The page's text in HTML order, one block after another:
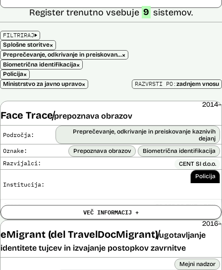
FILTRIRAJ
Splošne storitve×
Preprečevanje, odkrivanje in preiskovanje kaznivih dejanj×
Biometrična identifikacija×
Policija×
Ministrstvo za javno upravo×
Register trenutno vsebuje 9 sistemov.
RAZVRSTI PO:zadnjem vnosu
Face Traceprepoznava obrazov
2014–
Področja:
Preprečevanje, odkrivanje in preiskovanje kaznivih
dejanj
Oznake: Prepoznava obrazov Biometrična identifikacija
Razvijalci: CENT SI d.o.o.
Institucija:
Policija
Cena: 39.650,00 EUR z DDV
Trajanje
licence:
Ni časovno omejena
Analiza učinka na človekove pravice
opravljena:
Analiza učinka na osebne podatke opravljena:
VEČ INFORMACIJ +
eMigrant (del TravelDocMigrant)ugotavljanje
identitete tujcev in izvajanje postopkov zavrnitve
2016–
Mejni nadzor